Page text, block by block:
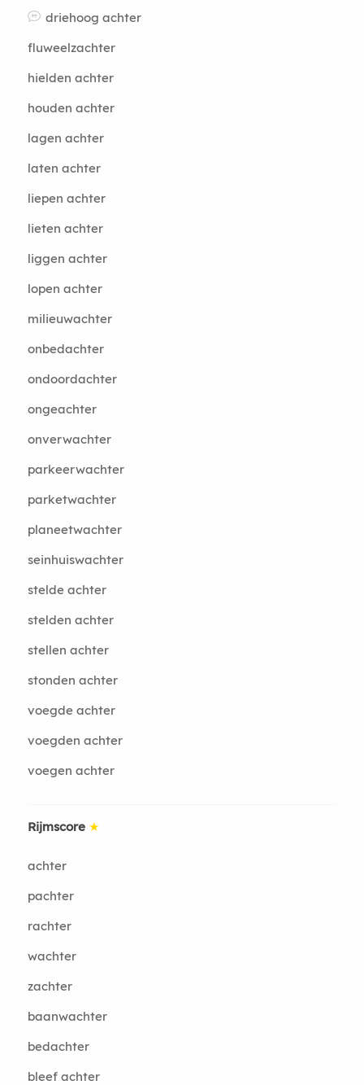
driehoog achter
fluweelzachter
hielden achter
houden achter
lagen achter
laten achter
liepen achter
lieten achter
liggen achter
lopen achter
milieuwachter
onbedachter
ondoordachter
ongeachter
onverwachter
parkeerwachter
parketwachter
planeetwachter
seinhuiswachter
stelde achter
stelden achter
stellen achter
stonden achter
voegde achter
voegden achter
voegen achter
Rijmscore ★
achter
pachter
rachter
wachter
zachter
baanwachter
bedachter
bleef achter